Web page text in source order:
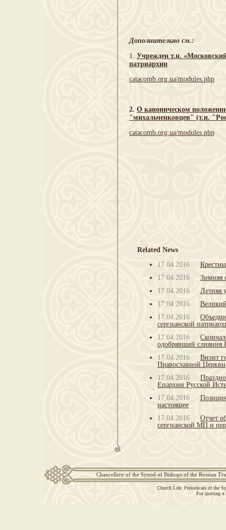
Дополнительно см.:
1. Учрежден т.н.
патриархии
catacomb.org.ua/modules.php
2. О каноническом
"михальченковцев" (т.н.
catacomb.org.ua/modules.php
Related News
17.04.2016
17.04.2016
Зимняя
17.04.2016
Летняя
17.04.2016
17.04.2016
сергианской
17.04.2016
одобрявший
17.04.2016
Визит
Православной Церкви
17.04.2016
Епархии Русской
17.04.2016
настоящее
17.04.2016
Отчет
сергианской МП и
Chancellery of the Synod of Bishops of the Russian
Church Life. Periodicals of the
For quoting